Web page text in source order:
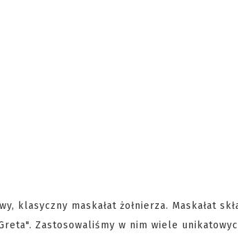
klasyczny maskałat żołnierza. Maskałat
Zastosowaliśmy w nim wiele